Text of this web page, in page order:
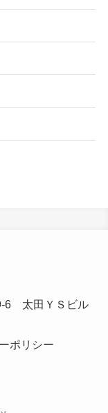
6 太田ＹＳビル
ポリシー